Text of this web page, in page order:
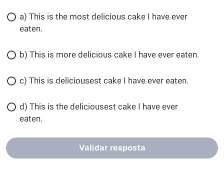
a) This is the most delicious cake I have ever
eaten.
b) This is more delicious cake I have ever eaten.
c) This is deliciousest cake I have ever eaten.
d) This is the deliciousest cake I have ever
eaten.
Validar resposta